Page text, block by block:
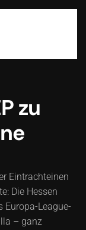
zu
Eintrachteinen
Die Hessen
Europa-League-
– ganz